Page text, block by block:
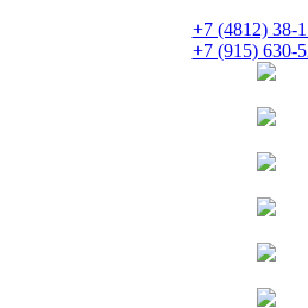
+7 (4812) 38-
+7 (915) 630-